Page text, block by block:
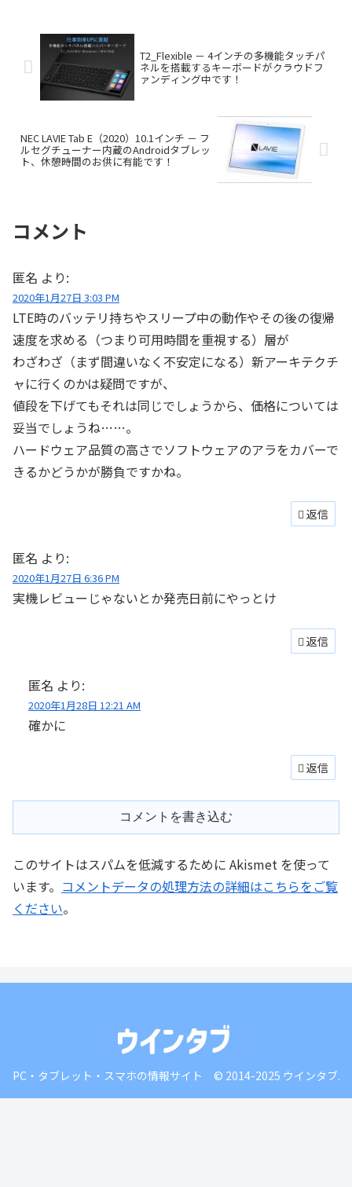
T2_Flexible － 4インチの多機能タッチパ
ネルを搭載するキーボードがクラウドフ
ァンディング中です！
NEC LAVIE Tab E（2020）10.1インチ － フ
ルセグチューナー内蔵のAndroidタブレッ
ト、休憩時間のお供に有能です！
コメント
匿名 より:
2020年1月27日 3:03 PM
LTE時のバッテリ持ちやスリープ中の動作やその後の復帰
速度を求める（つまり可用時間を重視する）層が
わざわざ（まず間違いなく不安定になる）新アーキテクチ
ャに行くのかは疑問ですが、
値段を下げてもそれは同じでしょうから、価格については
妥当でしょうね……。
ハードウェア品質の高さでソフトウェアのアラをカバーで
きるかどうかが勝負ですかね。
返信
匿名 より:
2020年1月27日 6:36 PM
実機レビューじゃないとか発売日前にやっとけ
返信
匿名 より:
2020年1月28日 12:21 AM
確かに
返信
コメントを書き込む
このサイトはスパムを低減するために Akismet を使って
います。 コメントデータの処理方法の詳細はこちらをご覧
ください。
PC・タブレット・スマホの情報サイト © 2014-2025 ウインタブ.